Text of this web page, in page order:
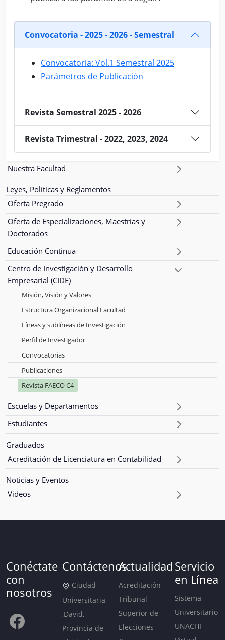
Nuestra Facultad
Leyes, Políticas y Reglamentos
Oferta Pregrado
Oferta de Especializaciones, Maestrías y
Doctorados
Educación Continua
Centro de Investigación y Desarrollo
Empresarial (CIDE)
Misión, Visión y Valores
Estructura Organizacional Facultad
Líneas y sublíneas de Investigación
Perfil de Investigador
Convocatorias
Publicaciones
Revista FAECO C4
Escuelas y Departamentos
Estudiantes
Graduados
Acreditación de Licenciatura en Contabilidad
Noticias y Eventos
Videos
Convocatoria - 2025 - 2026 - Semestral
Convocatoria: Vol.1 Semestral 2025
Parámetros de Publicación
Revista Semestral 2025 - 2026
Revista Trimestral - 2022, 2023, 2024
Conéctate
con
nosotros
Contáctenos
Ciudad
Universitaria
,David,
Provincia de
Actualidad
Acreditación
Tribunal
Superior de
Elecciones
Servicio
en Línea
Sistema
Universitario
UNACHI